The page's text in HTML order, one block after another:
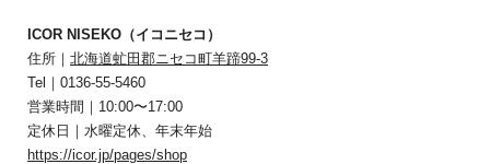
ICOR NISEKO（イコニセコ）
住所｜ 北海道虻田郡ニセコ町羊蹄99-3
Tel｜0136-55-5460
営業時間｜10:00〜17:00
定休日｜水曜定休、年末年始
https://icor.jp/pages/shop